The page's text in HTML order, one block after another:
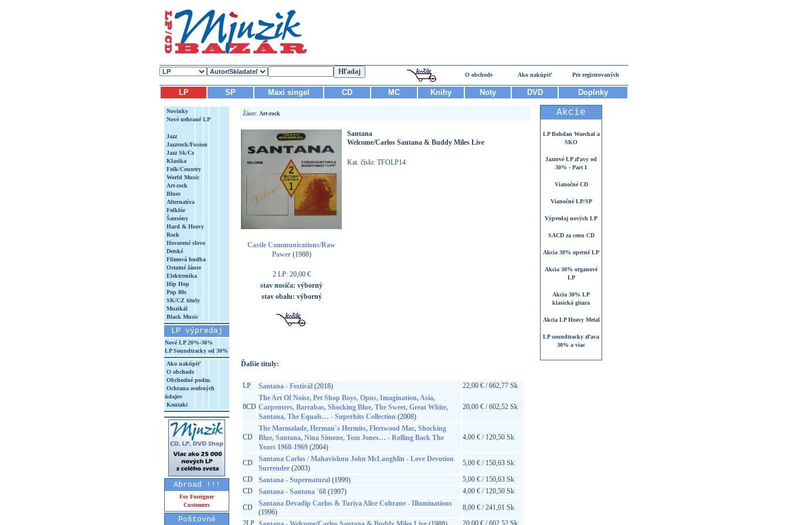
O obchode Ako nakúpiť Pre registrovaných
LP SP Maxi singel CD MC Knihy Noty DVD Doplnky
Novinky
Nové nehrané LP
Jazz
Jazzrock/Fusion
Jazz Sk/Cz
Klasika
Folk/Country
World Music
Art-rock
Blues
Alternatíva
Folklór
Šansóny
Hard & Heavy
Rock
Hovorené slovo
Detské
Filmová hudba
Ostatné žánre
Elektronika
Hip Hop
Pop 80s
SK/CZ tituly
Muzikál
Black Music
LP výpredaj
Nové LP 20%-30%
LP Soundtracky od 30%
Ako nakúpiť
O obchode
Obchodné podm.
Ochrana osobných
údajov
Kontakt
Abroad !!!
For Foreigner
Customers
Poštovné
Žáner: Art-rock
Castle Communications/Raw
Pawer(1988)
2 LP: 20,00 €
stav nosiča: výborný
stav obalu: výborný
Santana
Welcome/Carlos Santana & Buddy Miles Live
Kat. číslo: TFOLP14
Ďalšie tituly:
LP Santana - Festivál(2018) 22,00 € / 662,77 Sk
8CD
The Art Of Noise, Pet Shop Boys, Opus, Imagination, Asia,
Carpenters, Barrabas, Shocking Blue, The Sweet, Great White,
Santana, The Equals… - Superhits Collection(2008)
20,00 € / 602,52 Sk
CD
The Marmalade, Herman`s Hermits, Fleetwood Mac, Shocking
Blue, Santana, Nina Simone, Tom Jones… - Rolling Back The
Years 1968-1969(2004)
4,00 € / 120,50 Sk
CD
Santana Carlos / Mahavishnu John McLaughlin - Love Devotion
Surrender(2003)
5,00 € / 150,63 Sk
CD
Santana - Supernatural(1999)
5,00 € / 150,63 Sk
CD
Santana - Santana `68(1997)
4,00 € / 120,50 Sk
CD
Santana Devadip Carlos & Turiya Alice Coltrane - Illuminations
(1996)
8,00 € / 241,01 Sk
2LP
20,00 € / 602,52 Sk
Akcie
LP Bohdan Warchal a
SKO
Jazzové LP zľavy od
30% - Part I
Vianočné CD
Vianočné LP/SP
Výpredaj nových LP
SACD za cenu CD
Akcia 30% operné LP
Akcia 30% organové
LP
Akcia 30% LP
klasická gitara
Akcia LP Heavy Metal
LP soundtracky zľava
30% a viac